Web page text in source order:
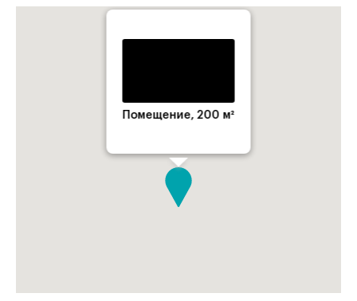
Помещение, 200 м²